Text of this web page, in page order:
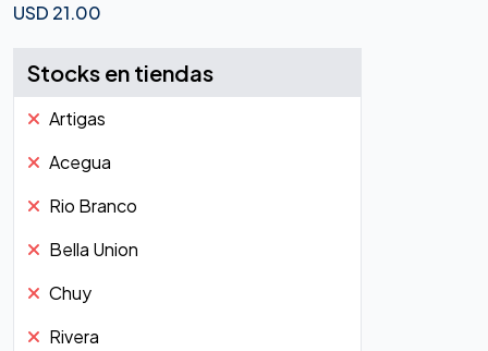
USD 21.00
Stocks en tiendas
Artigas
Acegua
Rio Branco
Bella Union
Chuy
Rivera